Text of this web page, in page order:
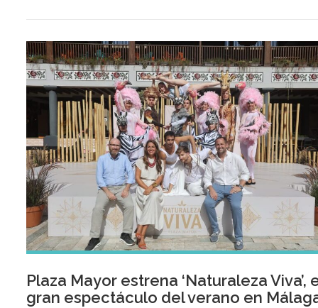
Plaza Mayor estrena ‘Naturaleza Viva’,
gran espectáculo del verano en